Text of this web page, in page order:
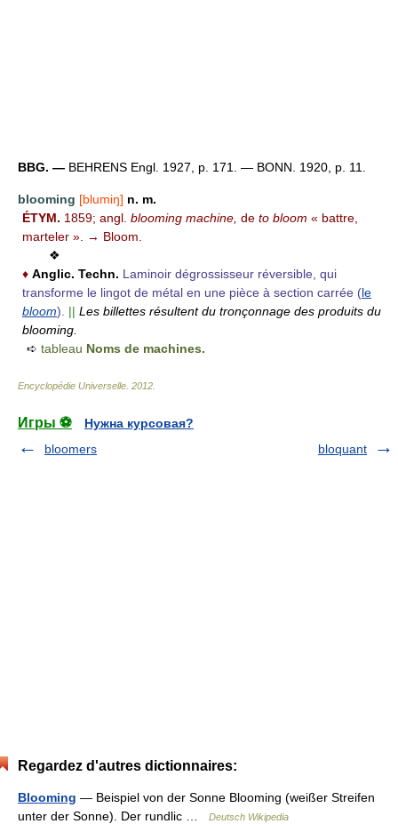
BBG. — BEHRENS Engl. 1927, p. 171. — BONN. 1920, p. 11.
blooming [blumiŋ] n. m.
ÉTYM. 1859; angl. blooming machine, de to bloom « battre,
marteler ». → Bloom.
❖
♦ Anglic. Techn. Laminoir dégrossisseur réversible, qui
transforme le lingot de métal en une pièce à section carrée (le
bloom). || Les billettes résultent du tronçonnage des produits du
blooming.
➪ tableau Noms de machines.
Encyclopédie Universelle 2012
Игры ⚽
Нужна курсовая?
bloomers
bloquant
Regardez d'autres dictionnaires:
Blooming — Beispiel von der Sonne Blooming (weißer Streifen
unter der Sonne). Der rundlic …
Deutsch Wikipedia